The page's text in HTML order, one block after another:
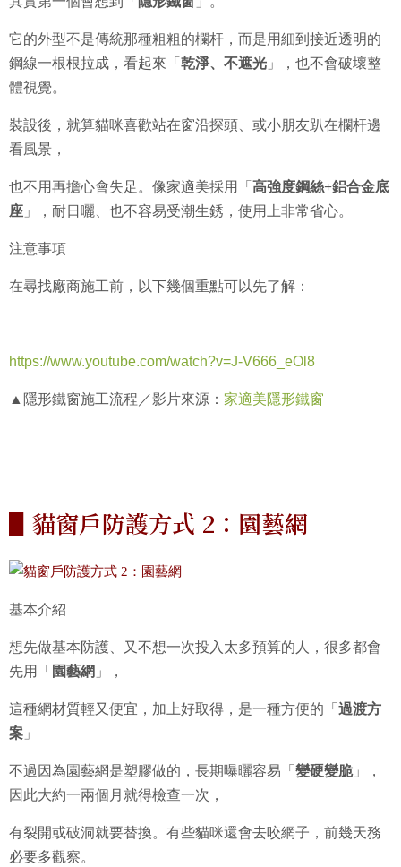
它的外型不是傳統那種粗粗的欄杆，而是用細到接近透明的
鋼線一根根拉成，看起來「 乾淨、不遮光 」，也不會破壞整
體視覺。
裝設後，就算貓咪喜歡站在窗沿探頭、或小朋友趴在欄杆邊
看風景，
也不用再擔心會失足。像家適美採用「 高強度鋼絲+鋁合金底
座 」，耐日曬、也不容易受潮生銹，使用上非常省心。
注意事項
在尋找廠商施工前，以下幾個重點可以先了解：
https://www.youtube.com/watch?v=J-V666_eOl8
▲隱形鐵窗施工流程／影片來源： 家適美隱形鐵窗
▋貓窗戶防護方式 2：園藝網
基本介紹
想先做基本防護、又不想一次投入太多預算的人，很多都會
先用「 園藝網 」，
這種網材質輕又便宜，加上好取得，是一種方便的「 過渡方
案 」
不過因為園藝網是塑膠做的，長期曝曬容易「 變硬變脆」，
因此大約一兩個月就得檢查一次，
有裂開或破洞就要替換。有些貓咪還會去咬網子，前幾天務
必要多觀察。